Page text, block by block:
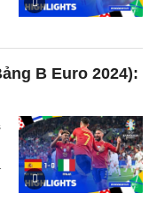
B Euro 2024):